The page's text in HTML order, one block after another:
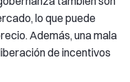
lo que puede
Además, una mala
de incentivos